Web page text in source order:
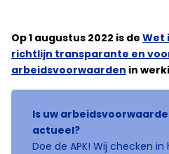
Op 1 augustus 2022 is de Wet
richtlijn transparante en
arbeidsvoorwaarden in
Is uw
actueel?
Doe de APK! Wij checken